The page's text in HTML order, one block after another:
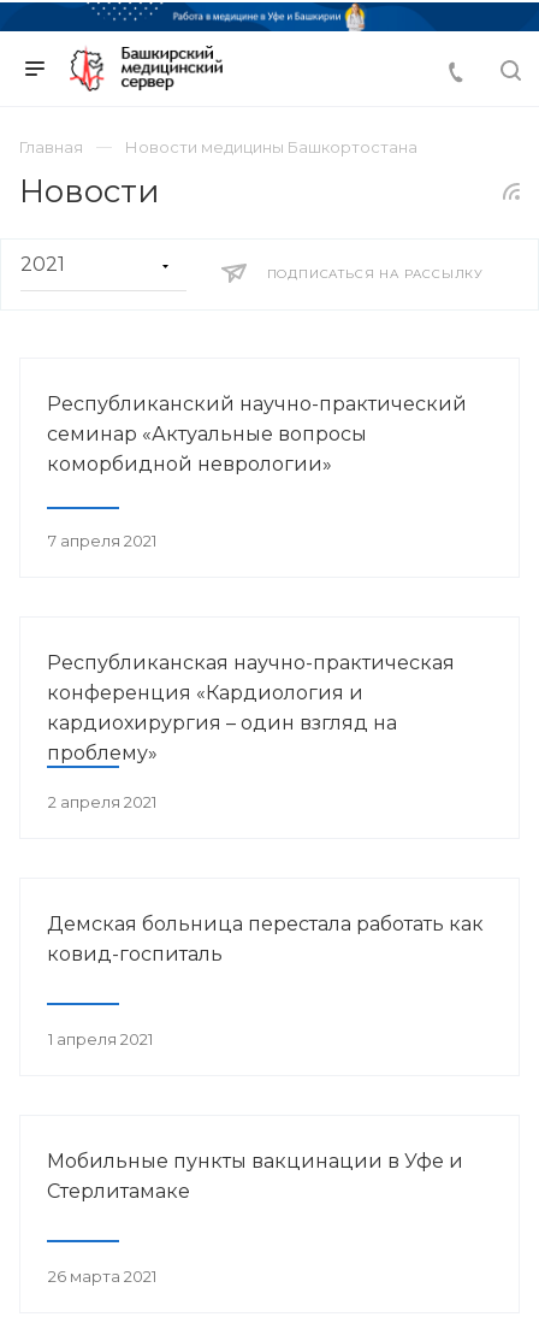
Главная Новости медицины Башкортостана
Новости
ПОДПИСАТЬСЯ НА РАССЫЛКУ
Республиканский научно-практический
семинар «Актуальные вопросы
коморбидной неврологии»
7 апреля 2021
Республиканская научно-практическая
конференция «Кардиология и
кардиохирургия – один взгляд на
проблему»
2 апреля 2021
Демская больница перестала работать как
ковид-госпиталь
1 апреля 2021
Мобильные пункты вакцинации в Уфе и
Стерлитамаке
26 марта 2021